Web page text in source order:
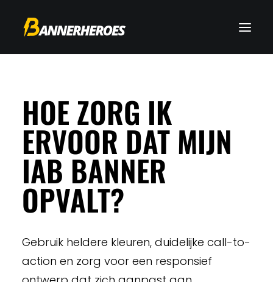
HOE ZORG IK
ERVOOR DAT MIJN
IAB BANNER
OPVALT?
Gebruik heldere kleuren, duidelijke call-to-
action en zorg voor een responsief